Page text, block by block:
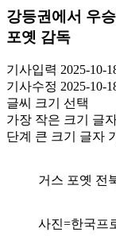
강등권에서 우
포옛 감독
기사입력 2025-10-
기사수정 2025-10-
글씨 크기 선택
가장 작은 크기 글
단계 큰 크기 글자
거스 포옛 전
사진=한국프